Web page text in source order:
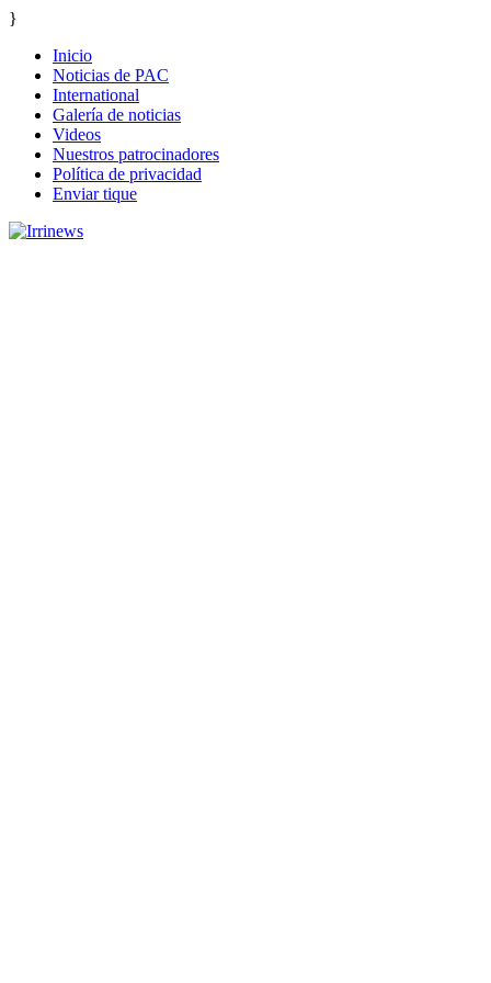
}
Inicio
Noticias de PAC
International
Galería de noticias
Videos
Nuestros patrocinadores
Política de privacidad
Enviar tique